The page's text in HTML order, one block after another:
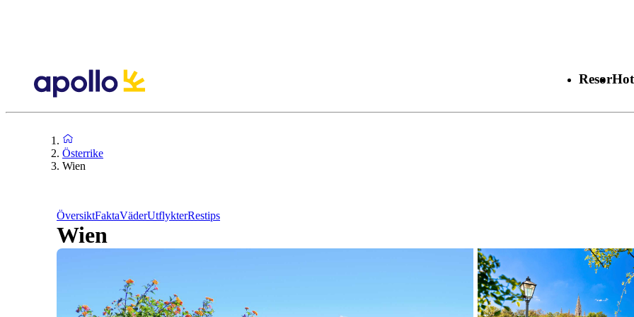
Resor
Österrike
Wien
ÖversiktFaktaVäderUtflykterRestips
Wien